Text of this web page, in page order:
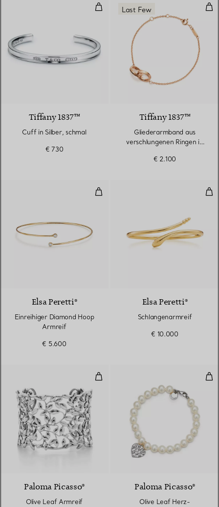
Cuff in Silber, schmal
Tiffany 1837™
Cuff in Silber, schmal
€ 730
Last Few
Tiffany 1837™
Gliederarmband aus
verschlungenen Ringen in
€ 2.100
Einreihiger Diamond Hoop
Elsa Peretti®
Einreihiger Diamond Hoop
Armreif
€ 5.600
Elsa Peretti®
Schlangenarmreif
€ 10.000
Olive Leaf Armreif
Paloma Picasso®
Olive Leaf Armreif
Paloma Picasso®
Olive Leaf Herz-